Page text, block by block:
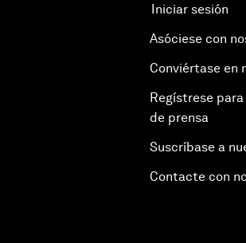
Iniciar sesión
Asóciese con
Conviértase en
Regístrese
de prensa
Suscríbase a
Contacte con